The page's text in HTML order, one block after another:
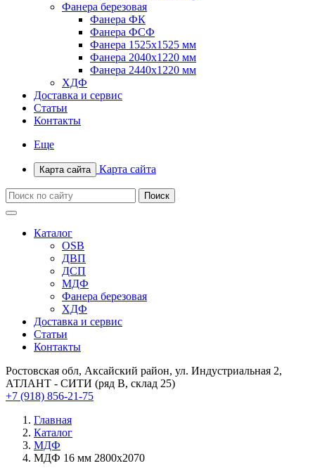
Фанера березовая
Фанера ФК
Фанера ФСФ
Фанера 1525х1525 мм
Фанера 2040х1220 мм
Фанера 2440х1220 мм
ХДФ
Доставка и сервис
Статьи
Контакты
Еще
Карта сайта Карта сайта
Каталог
OSB
ДВП
ДСП
МДФ
Фанера березовая
ХДФ
Доставка и сервис
Статьи
Контакты
Ростовская обл, Аксайский район, ул. Индустриальная 2,
АТЛАНТ - СИТИ (ряд В, склад 25)
+7 (918) 856-21-75
Главная
Каталог
МДФ
МДФ 16 мм 2800х2070